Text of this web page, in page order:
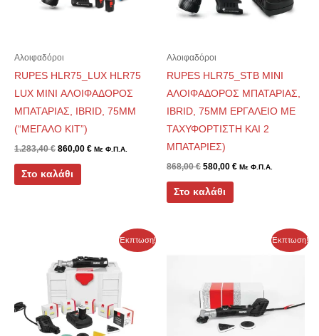
Αλοιφαδόροι
RUPES HLR75_LUX HLR75
LUX MINI ΑΛΟΙΦΑΔΟΡΟΣ
ΜΠΑΤΑΡΙΑΣ, IBRID, 75MM
(“ΜΕΓΑΛΟ ΚΙΤ”)
1.283,40€ 860,00 € Με Φ.Π.Α.
Στο καλάθι
Αλοιφαδόροι
RUPES HLR75_STB MINI
ΑΛΟΙΦΑΔΟΡΟΣ ΜΠΑΤΑΡΙΑΣ,
IBRID, 75MM ΕΡΓΑΛΕΙΟ ΜΕ
ΤΑΧΥΦΟΡΤΙΣΤΗ ΚΑΙ 2
ΜΠΑΤΑΡΙΕΣ)
868,00€ 580,00 € Με Φ.Π.Α.
Στο καλάθι
Έκπτωση!
was:
1.078,80 €.
τρέχουσα
τιμή
είναι:
719,20 €.
Έκπτωση!
τρέχουσα
517,00 €.